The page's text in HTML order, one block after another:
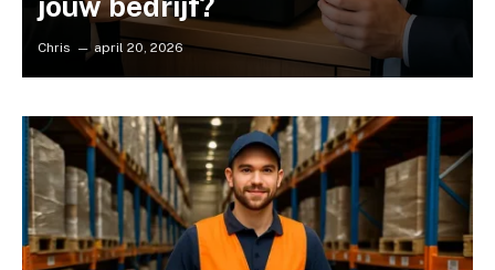
Chris april 20, 2026